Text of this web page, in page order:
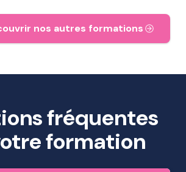
nos autres formations
fréquentes
formation